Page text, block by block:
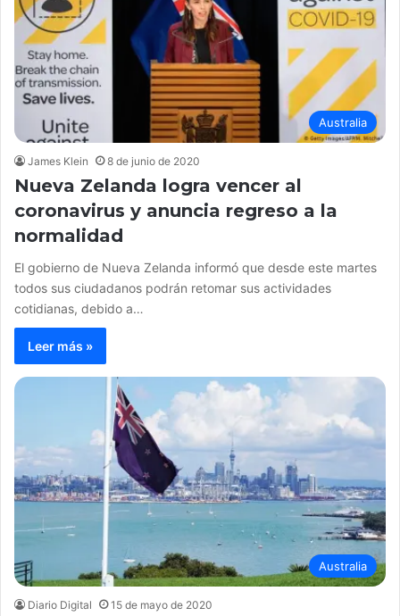
Australia
James Klein 8 de junio de 2020
Nueva Zelanda logra vencer al
coronavirus y anuncia regreso a la
normalidad
El gobierno de Nueva Zelanda informó que desde este martes
todos sus ciudadanos podrán retomar sus actividades
cotidianas, debido a…
Leer más »
Australia
Diario Digital 15 de mayo de 2020